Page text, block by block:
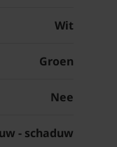
Wit
Groen
Nee
- schaduw